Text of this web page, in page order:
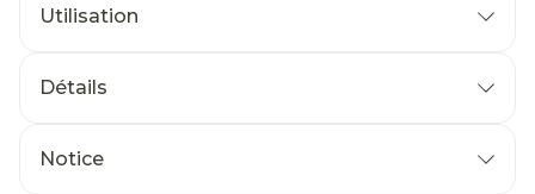
Utilisation
Détails
Notice